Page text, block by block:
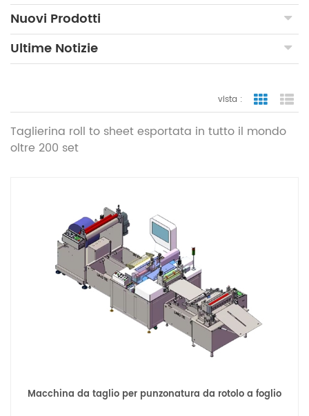
Nuovi Prodotti
Ultime Notizie
vista : vista a
Taglierina roll to sheet esportata in tutto il mondo
oltre 200 set
Macchina da taglio per punzonatura da rotolo a foglio